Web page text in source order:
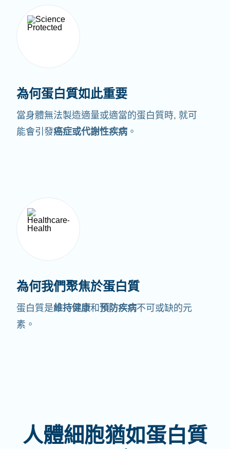
為何蛋白質如此重要
當身體無法製造適量或適當的蛋白質時, 就可
能會引發癌症或代謝性疾病 。
為何我們聚焦於蛋白質
蛋白質是維持健康和預防疾病不可或缺的元
素。
人體細胞猶如蛋白質